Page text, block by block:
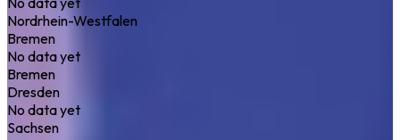
Nordrhein-Westfalen
Bremen
No data yet
Bremen
Dresden
No data yet
Sachsen